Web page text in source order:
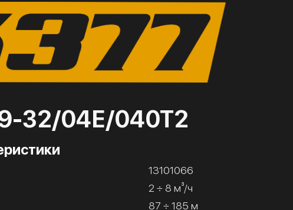
32/04Е/040Т2
13101066
2 ÷ 8 м³/ч
87 ÷ 185 м